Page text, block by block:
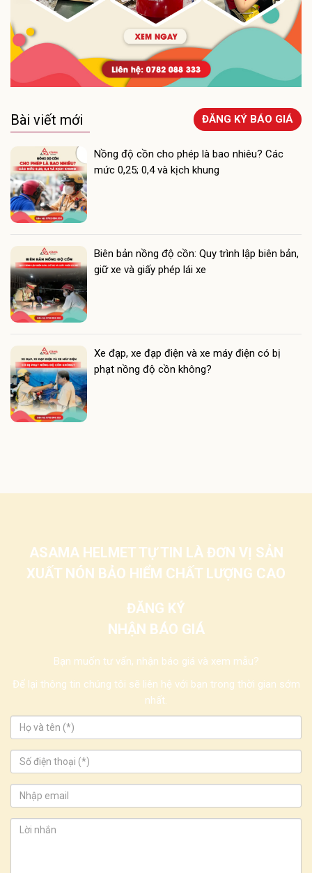
Bài viết mới ĐĂNG KÝ BÁO GIÁ
Nồng độ cồn cho phép là bao nhiêu? Các
mức 0,25; 0,4 và kịch khung
Biên bản nồng độ cồn: Quy trình lập biên bản,
giữ xe và giấy phép lái xe
Xe đạp, xe đạp điện và xe máy điện có bị
phạt nồng độ cồn không?
ASAMA HELMET TỰ TIN LÀ ĐƠN VỊ SẢN
XUẤT NÓN BẢO HIỂM CHẤT LƯỢNG CAO
ĐĂNG KÝ
NHẬN BÁO GIÁ
Bạn muốn tư vấn, nhận báo giá và xem mẫu?
Để lại thông tin chúng tôi sẽ liên hệ với bạn trong thời gian sớm
nhất.